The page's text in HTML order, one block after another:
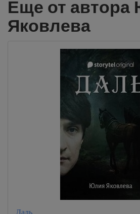
Еще от автора
Яковлева
Даль